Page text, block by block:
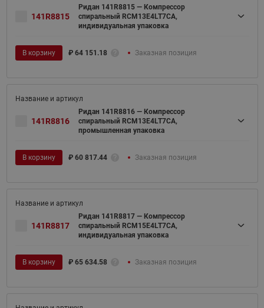
141R8815
Ридан 141R8815 — Компрессор
спиральный RCM13E4LT7CA,
индивидуальная упаковка
В корзину ₽ 64 151.18 Заказная позиция
141R8816
Ридан 141R8816 — Компрессор
спиральный RCM13E4LT7CA,
промышленная упаковка
В корзину ₽ 60 817.44 Заказная позиция
141R8817
Ридан 141R8817 — Компрессор
спиральный RCM15E4LT7CA,
индивидуальная упаковка
В корзину ₽ 65 634.58 Заказная позиция